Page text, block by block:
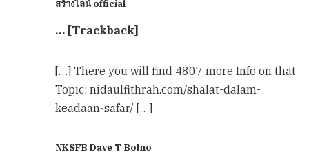
สร้างไลน์ official
… [Trackback]
[…] There you will find 4807 more Info on that
Topic: nidaulfithrah.com/shalat-dalam-
keadaan-safar/ […]
NKSFB Dave T Bolno